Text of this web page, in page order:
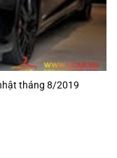
tháng 8/2019